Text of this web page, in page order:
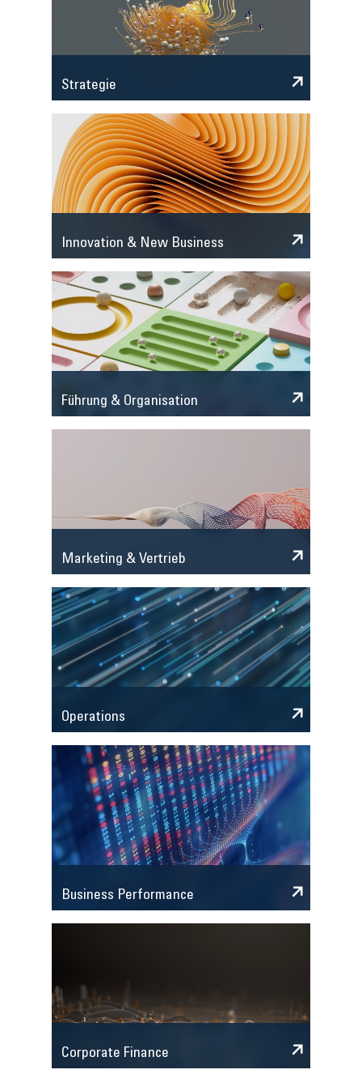
Strategie
Innovation & New Business
Führung & Organisation
Marketing & Vertrieb
Operations
Business Performance
Corporate Finance